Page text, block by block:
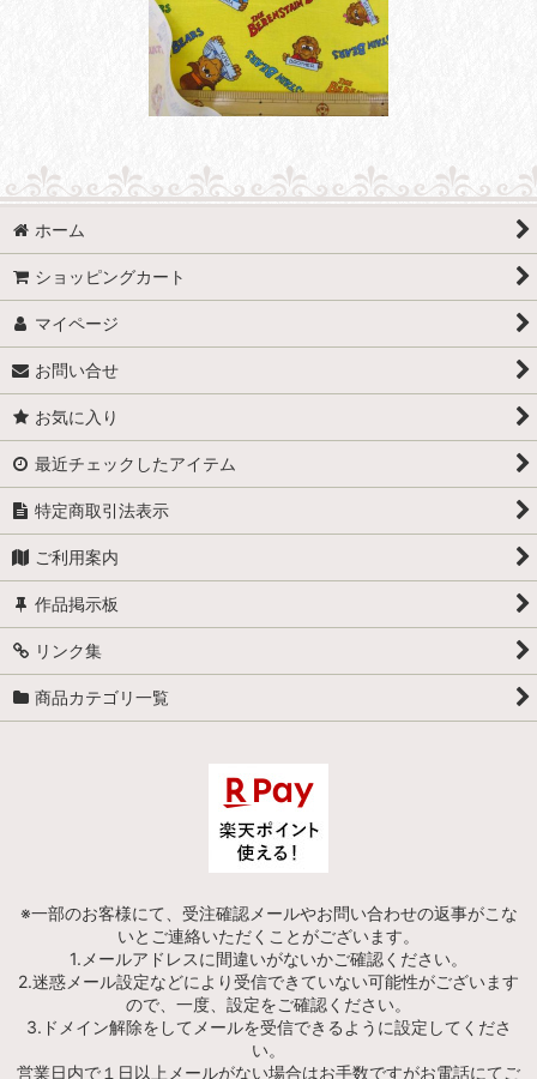
ホーム
ショッピングカート
マイページ
お問い合せ
お気に入り
最近チェックしたアイテム
特定商取引法表示
ご利用案内
作品掲示板
リンク集
商品カテゴリ一覧
※一部のお客様にて、受注確認メールやお問い合わせの返事がこな
いとご連絡いただくことがございます。
1.メールアドレスに間違いがないかご確認ください。
2.迷惑メール設定などにより受信できていない可能性がございます
ので、一度、設定をご確認ください。
3.ドメイン解除をしてメールを受信できるように設定してくださ
い。
営業日内で１日以上メールがない場合はお手数ですがお電話にてご